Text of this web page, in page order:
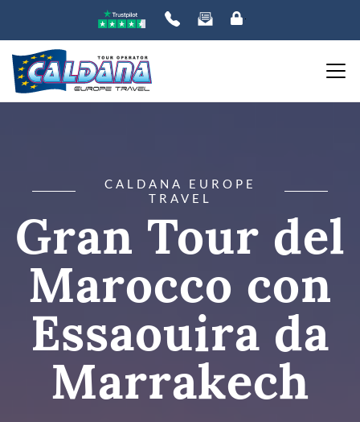
CALDANA EUROPE
TRAVEL
Gran Tour del
Marocco con
Essaouira da
Marrakech